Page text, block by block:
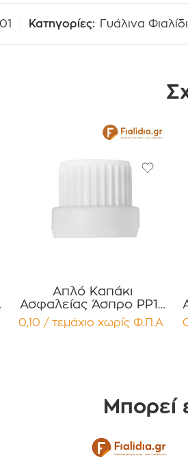
Κατηγορίες: Γυάλινα
Απλό Καπάκι
Ασφαλείας Άσπρο PP18
– Τύπου Two-Part με
στεγανή επένδυση
0,10 / τεμάχιο χωρίς Φ.Π.Α
Μπορεί